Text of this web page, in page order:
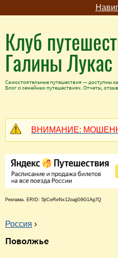
Клуб
Галины Лукас
Самостоятельные путешествия — доступны
Блог о семейных путешествиях. Отчеты,
ВНИМАНИЕ:
Реклама. ERID: 5jtCeReNx12oajjG9G1Ag7Q
В
Россия ›
Поволжье